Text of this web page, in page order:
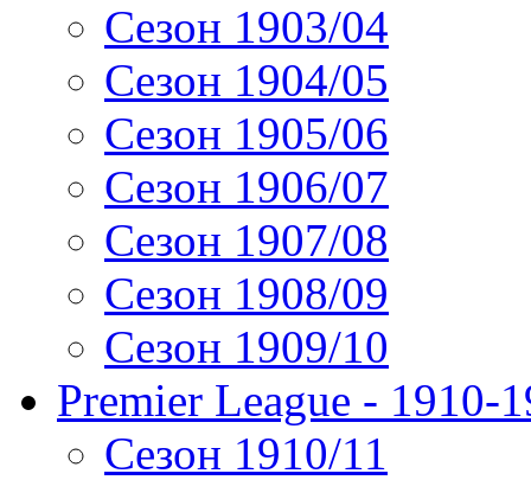
Сезон 1903/04
Сезон 1904/05
Сезон 1905/06
Сезон 1906/07
Сезон 1907/08
Сезон 1908/09
Сезон 1909/10
Premier League - 1910-
Сезон 1910/11